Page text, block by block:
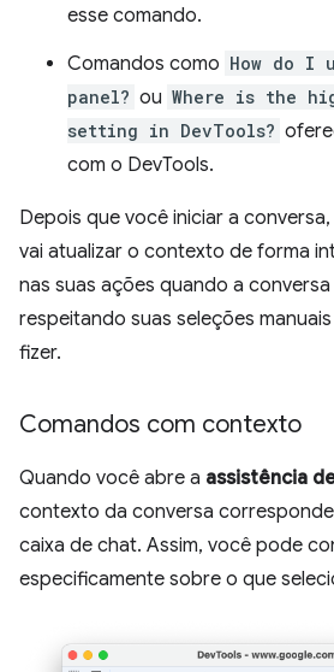
esse comando.
Comandos como How do I
panel? ou Where is the
setting in DevTools?
com o DevTools.
Depois que você iniciar a conversa,
vai atualizar o contexto de forma
nas suas ações quando a conversa
respeitando suas seleções
fizer.
Comandos com contexto
Quando você abre a assistência
contexto da conversa
caixa de chat. Assim, você pode
especificamente sobre o que